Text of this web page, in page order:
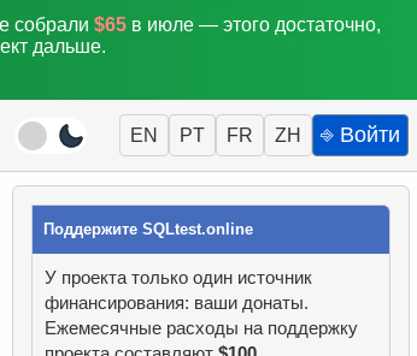
собрали $65 в июле — этого достаточно,
дальше.
EN PT FR ZH ⎆ Войти
Поддержите SQLtest.online
У проекта только один источник
финансирования: ваши донаты.
Ежемесячные расходы на поддержку